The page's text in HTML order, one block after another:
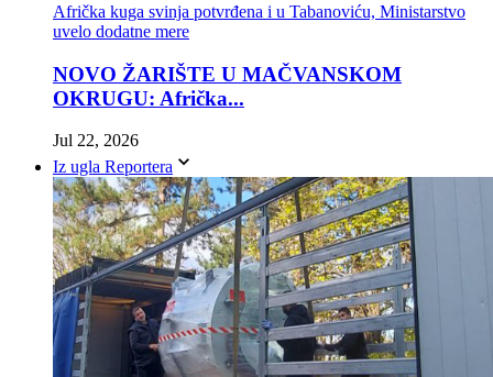
NOVO ŽARIŠTE U MAČVANSKOM
OKRUGU: Afrička...
Jul 22, 2026
Iz ugla Reportera